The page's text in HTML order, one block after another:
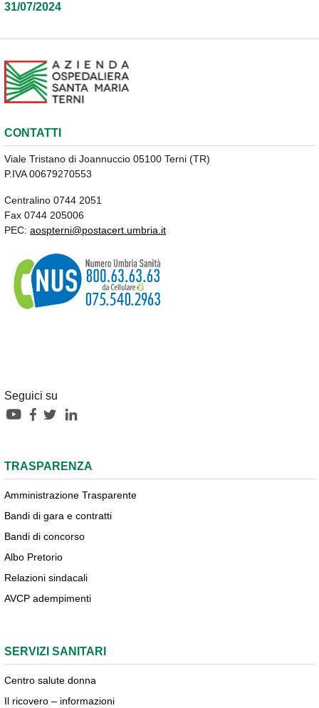
31/07/2024
CONTATTI
Viale Tristano di Joannuccio 05100 Terni (TR)
P.IVA 00679270553
Centralino 0744 2051
Fax 0744 205006
PEC: aospterni@postacert.umbria.it
Seguici su
TRASPARENZA
Amministrazione Trasparente
Bandi di gara e contratti
Bandi di concorso
Albo Pretorio
Relazioni sindacali
AVCP adempimenti
SERVIZI SANITARI
Centro salute donna
Il ricovero – informazioni